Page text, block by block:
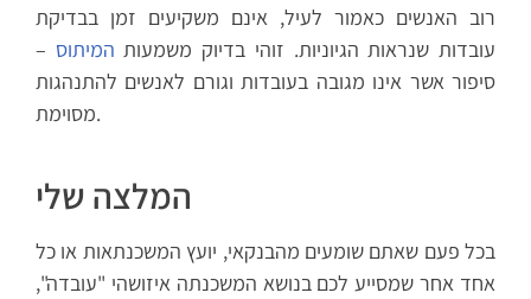
רוב האנשים כאמור לעיל, אינם משקיעים זמן בבדיקת
עובדות שנראות הגיוניות. זוהי בדיוק משמעות המיתוס –
סיפור אשר אינו מגובה בעובדות וגורם לאנשים להתנהגות
מסוימת.
המלצה שלי
בכל פעם שאתם שומעים מהבנקאי, יועץ המשכנתאות או כל
אחד אחר שמסייע לכם בנושא המשכנתה איזושהי "עובדה",